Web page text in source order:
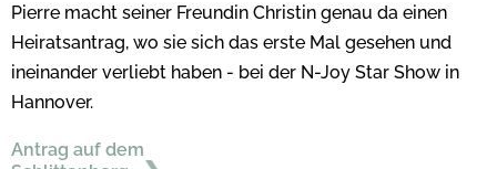
Pierre macht seiner Freundin Christin genau da einen
Heiratsantrag, wo sie sich das erste Mal gesehen und
ineinander verliebt haben - bei der N-Joy Star Show in
Hannover.
Antrag auf dem